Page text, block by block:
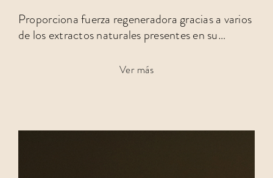
Proporciona fuerza regeneradora gracias a varios
de los extractos naturales presentes en su
Ver más